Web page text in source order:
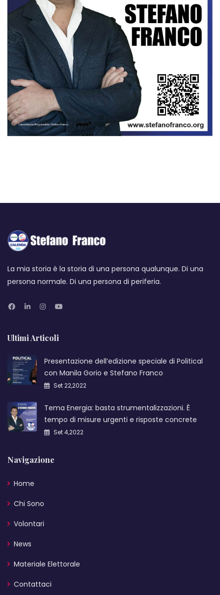
La mia storia è la storia di una persona qualunque. Di una
persona normale. Di una persona di periferia.
Ultimi Articoli
Presentazione dell’edizione speciale di Political
con Manila Gorio e Stefano Franco
Set 22,2022
Tema Energia: basta strumentalizzazioni. È
tempo di misure urgenti e risposte concrete
Set 4,2022
Navigazione
Home
Chi Sono
Volontari
News
Materiale Elettorale
Contattaci